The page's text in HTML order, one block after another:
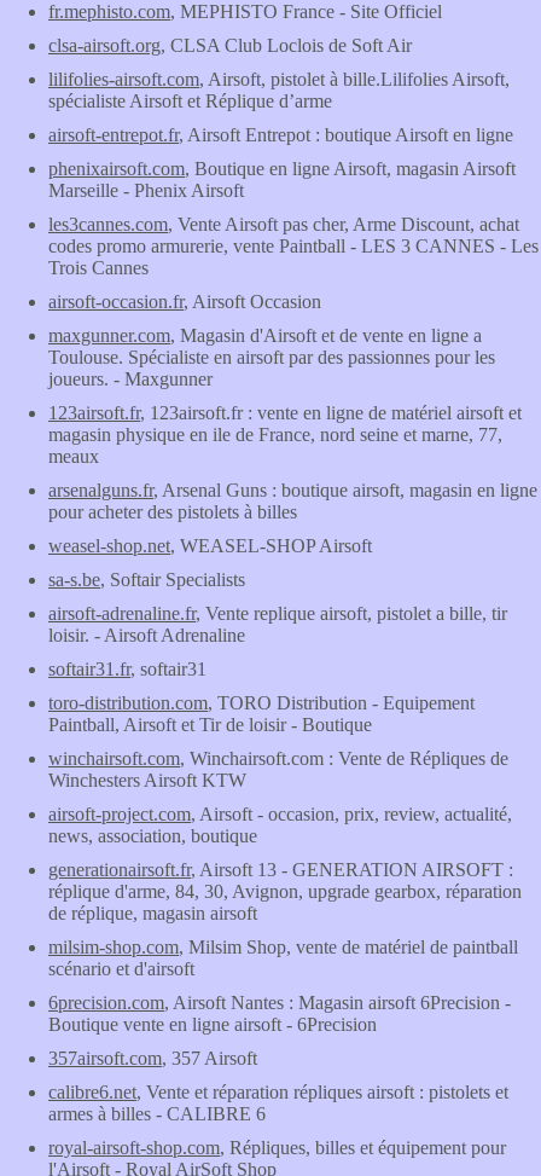
fr.mephisto.com, MEPHISTO France - Site Officiel
clsa-airsoft.org, CLSA Club Loclois de Soft Air
lilifolies-airsoft.com, Airsoft, pistolet à bille.Lilifolies Airsoft,
spécialiste Airsoft et Réplique d’arme
airsoft-entrepot.fr, Airsoft Entrepot : boutique Airsoft en ligne
phenixairsoft.com, Boutique en ligne Airsoft, magasin Airsoft
Marseille - Phenix Airsoft
les3cannes.com, Vente Airsoft pas cher, Arme Discount, achat
codes promo armurerie, vente Paintball - LES 3 CANNES - Les
Trois Cannes
airsoft-occasion.fr, Airsoft Occasion
maxgunner.com, Magasin d'Airsoft et de vente en ligne a
Toulouse. Spécialiste en airsoft par des passionnes pour les
joueurs. - Maxgunner
123airsoft.fr, 123airsoft.fr : vente en ligne de matériel airsoft et
magasin physique en ile de France, nord seine et marne, 77,
meaux
arsenalguns.fr, Arsenal Guns : boutique airsoft, magasin en ligne
pour acheter des pistolets à billes
weasel-shop.net, WEASEL-SHOP Airsoft
sa-s.be, Softair Specialists
airsoft-adrenaline.fr, Vente replique airsoft, pistolet a bille, tir
loisir. - Airsoft Adrenaline
softair31.fr, softair31
toro-distribution.com, TORO Distribution - Equipement
Paintball, Airsoft et Tir de loisir - Boutique
winchairsoft.com, Winchairsoft.com : Vente de Répliques de
Winchesters Airsoft KTW
airsoft-project.com, Airsoft - occasion, prix, review, actualité,
news, association, boutique
generationairsoft.fr, Airsoft 13 - GENERATION AIRSOFT :
réplique d'arme, 84, 30, Avignon, upgrade gearbox, réparation
de réplique, magasin airsoft
milsim-shop.com, Milsim Shop, vente de matériel de paintball
scénario et d'airsoft
6precision.com, Airsoft Nantes : Magasin airsoft 6Precision -
Boutique vente en ligne airsoft - 6Precision
357airsoft.com, 357 Airsoft
calibre6.net, Vente et réparation répliques airsoft : pistolets et
armes à billes - CALIBRE 6
royal-airsoft-shop.com, Répliques, billes et équipement pour
l'Airsoft - Royal AirSoft Shop